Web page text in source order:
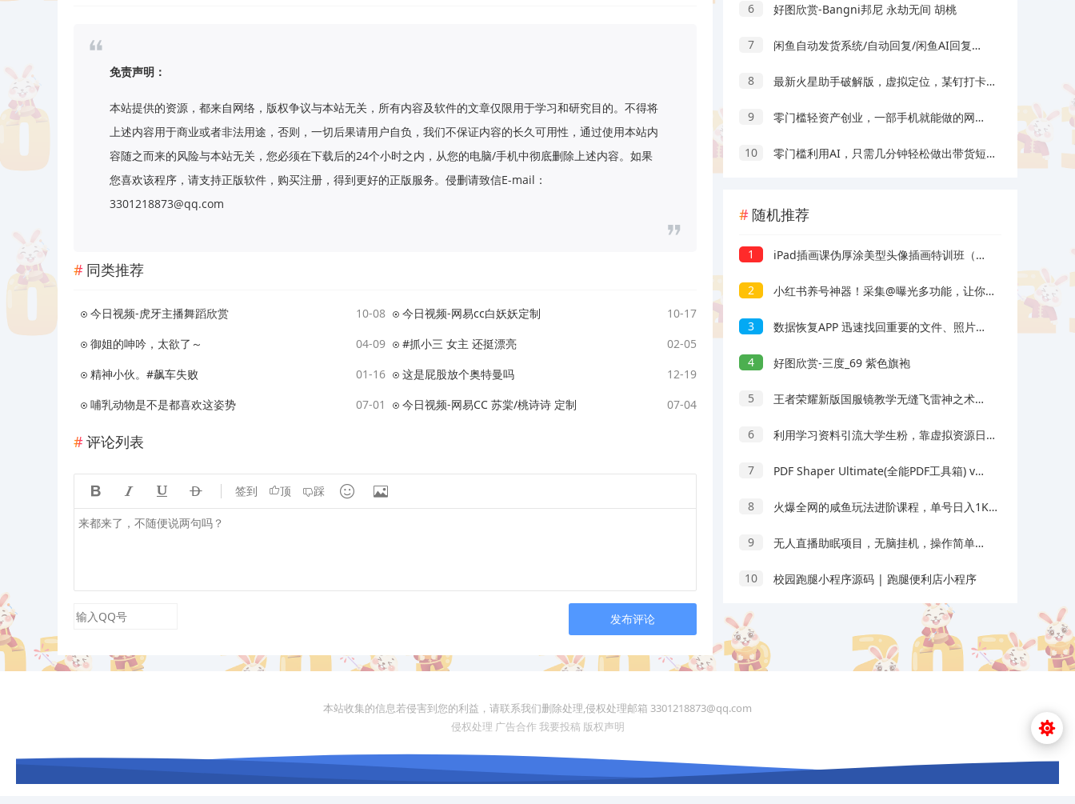
免责声明：
本站提供的资源，都来自网络，版权争议与本站无关，所有内容及软件的文章仅限用于学习和研究目的。不得将
上述内容用于商业或者非法用途，否则，一切后果请用户自负，我们不保证内容的长久可用性，通过使用本站内
容随之而来的风险与本站无关，您必须在下载后的24个小时之内，从您的电脑/手机中彻底删除上述内容。如果
您喜欢该程序，请支持正版软件，购买注册，得到更好的正版服务。侵删请致信E-mail：
3301218873@qq.com
同类推荐
今日视频-虎牙主播舞蹈欣赏 10-08 今日视频-网易cc白妖妖定制
10-17
御姐的呻吟，太欲了～
04-09 #抓小三 女主 还挺漂亮
02-05
精神小伙。#飙车失败
01-16 这是屁股放个奥特曼吗
12-19
哺乳动物是不是都喜欢这姿势
07-01 今日视频-网易CC 苏棠/桃诗诗 定制 07-04
评论列表
    签到 顶 踩  
发布评论
6 好图欣赏-Bangni邦尼 永劫无间 胡桃
7 闲鱼自动发货系统/自动回复/闲鱼AI回复系统源码
8 最新火星助手破解版，虚拟定位，某钉打卡利器
9 零门槛轻资产创业，一部手机就能做的网盘拉新“神级赛道”玩法，简单粗暴月入10000+
10 零门槛利用AI，只需几分钟轻松做出带货短视频，一部手机批量做出精品视频，月入万元
随机推荐
1 iPad插画课伪厚涂美型头像插画特训班（13节视频课）
2 小红书养号神器！采集@曝光多功能，让你轻松涨粉、赚钱翻倍！
3 数据恢复APP 迅速找回重要的文件、照片、视频等数据
4 好图欣赏-三度_69 紫色旗袍
5 王者荣耀新版国服镜教学无缝飞雷神之术打野镜教学节奏思路
6 利用学习资料引流大学生粉，靠虚拟资源日入500+
7 PDF Shaper Ultimate(全能PDF工具箱) v15.0 v2 多语便携版
8 火爆全网的咸鱼玩法进阶课程，单号日入1K的咸鱼进阶课程
9 无人直播助眠项目，无脑挂机，操作简单，解放双手，礼物刷不停
10 校园跑腿小程序源码 | 跑腿便利店小程序
本站收集的信息若侵害到您的利益，请联系我们删除处理,侵权处理邮箱 3301218873@qq.com
侵权处理 广告合作我要投稿 版权声明